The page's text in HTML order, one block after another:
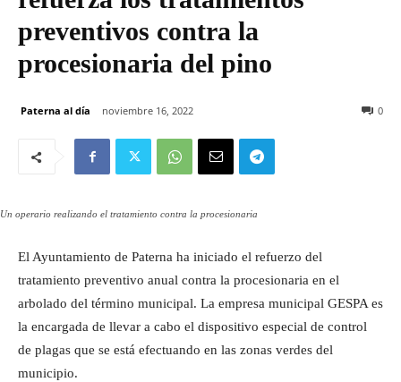
preventivos contra la
procesionaria del pino
Paterna al día noviembre 16, 2022 0
Un operario realizando el tratamiento contra la procesionaria
El Ayuntamiento de Paterna ha iniciado el refuerzo del
tratamiento preventivo anual contra la procesionaria en el
arbolado del término municipal. La empresa municipal GESPA es
la encargada de llevar a cabo el dispositivo especial de control
de plagas que se está efectuando en las zonas verdes del
municipio.